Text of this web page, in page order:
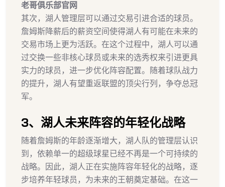
老哥俱乐部官网
其次，湖人管理层可以通过交易引进合适的球员。
詹姆斯降薪后的薪资空间使得湖人有可能在未来的
交易市场上更为活跃。在这个过程中，湖人可以通
过交换一些非核心球员或未来的选秀权来引进更具
实力的球员，进一步优化阵容配置。随着球队战力
的提升，湖人有望重返联盟的顶尖行列，争夺总冠
军。
3、湖人未来阵容的年轻化战略
随着詹姆斯的年龄逐渐增大，湖人队的管理层认识
到，依赖单一的超级球星已经不再是一个可持续的
战略。因此，湖人正在实施阵容年轻化的战略，逐
步培养年轻球员，为未来的王朝奠定基础。在这一